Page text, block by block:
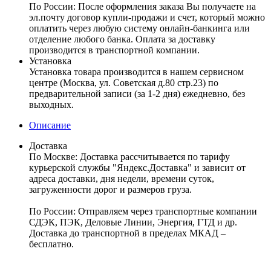
По России: После оформления заказа Вы получаете на
эл.почту договор купли-продажи и счет, который можно
оплатить через любую систему онлайн-банкинга или
отделение любого банка. Оплата за доставку
производится в транспортной компании.
Установка
Установка товара производится в нашем сервисном
центре (Москва, ул. Советская д.80 стр.23) по
предварительной записи (за 1-2 дня) ежедневно, без
выходных.
Описание
Доставка
По Москве: Доставка рассчитывается по тарифу
курьерской службы "Яндекс.Доставка" и зависит от
адреса доставки, дня недели, времени суток,
загруженности дорог и размеров груза.
По России: Отправляем через транспортные компании
СДЭК, ПЭК, Деловые Линии, Энергия, ГТД и др.
Доставка до транспортной в пределах МКАД –
бесплатно.